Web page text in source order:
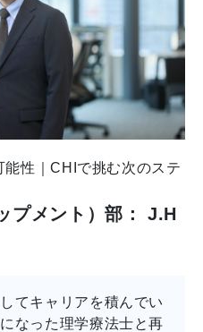
性｜CHIで挑む次のステ
プメント）部： J.H
てキャリアを積んでい
なった理学療法士と再